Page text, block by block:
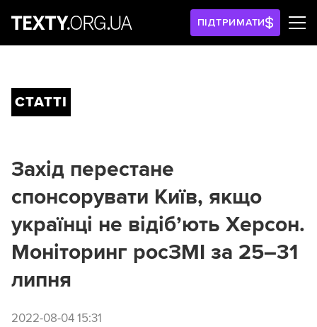
ПІДТРИМАТИ
СТАТТІ
Захід перестане
спонсорувати Київ, якщо
українці не відіб’ють Херсон.
Моніторинг росЗМІ за 25–31
липня
2022-08-04 15:31